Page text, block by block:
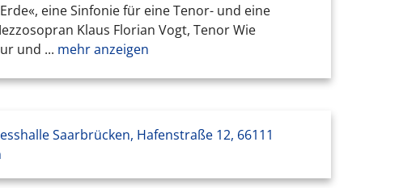
eine Sinfonie für eine Tenor- und eine
Klaus Florian Vogt, Tenor Wie
und ... mehr anzeigen
Saarbrücken, Hafenstraße 12, 66111